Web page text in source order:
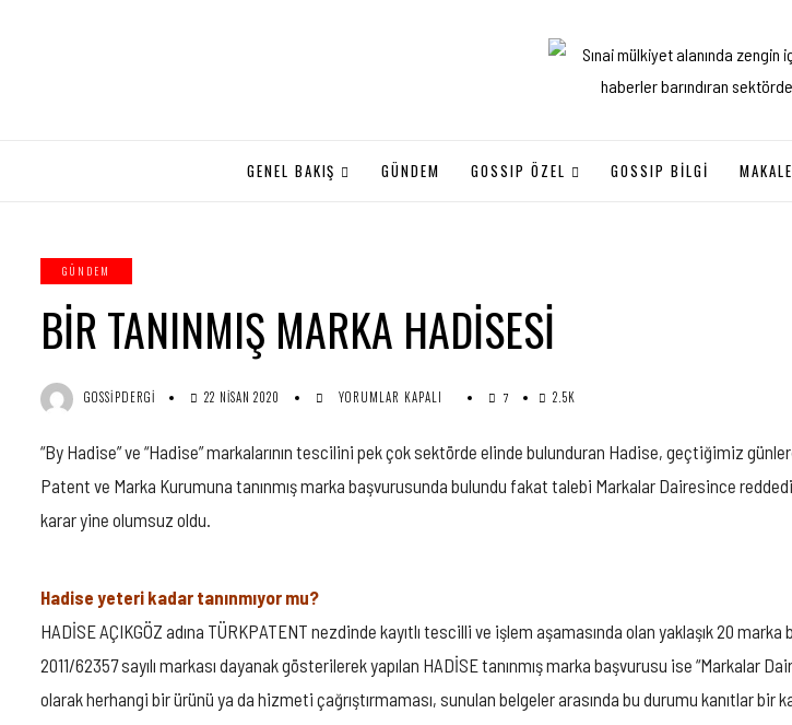
GENEL BAKIŞ GÜNDEM GOSSIP ÖZEL GOSSIP BILGI
GÜNDEM
BIR TANINMIŞ MARKA HADISESI
GOSSIPDERGI 22 NISAN 2020
BIR
HADISESI
IÇIN
YORUMLAR KAPALI 7 2.5K
“By Hadise” ve “Hadise” markalarının tescilini pek çok sektörde elinde bulunduran Hadise, geçtiğimiz
Patent ve Marka Kurumuna tanınmış marka başvurusunda bulundu fakat talebi Markalar Dairesince
karar yine olumsuz oldu.
Hadise yeteri kadar tanınmıyor mu?
HADİSE AÇIKGÖZ adına TÜRKPATENT nezdinde kayıtlı tescilli ve işlem aşamasında olan yaklaşık 20
2011/62357 sayılı markası dayanak gösterilerek yapılan HADİSE tanınmış marka başvurusu ise
olarak herhangi bir ürünü ya da hizmeti çağrıştırmaması, sunulan belgeler arasında bu durumu kanıtlar